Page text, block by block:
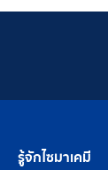
รู้จักไซมาเคมี